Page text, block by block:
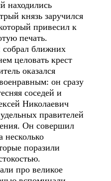
находились
князь заручился
привесил к
печать.
ближних
целовать крест
оказался
он сразу
соседей и
Николаевич
правителей
Он совершил
несколько
поразили
про великое